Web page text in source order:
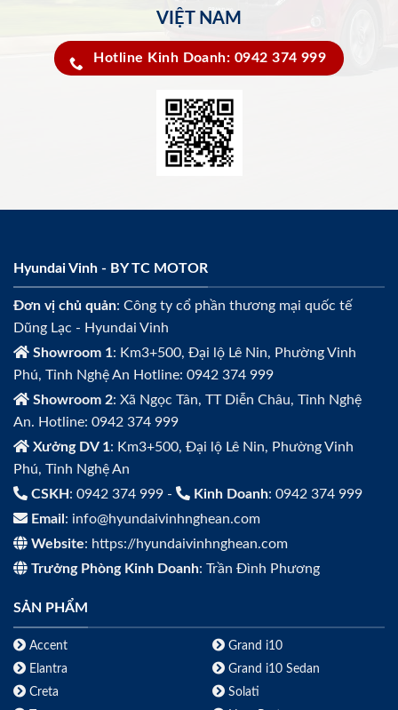
VIỆT NAM
Hotline Kinh Doanh: 0942 374 999
Hyundai Vinh - BY TC MOTOR
Đơn vị chủ quản: Công ty cổ phần thương mại quốc tế
Dũng Lạc - Hyundai Vinh
Showroom 1: Km3+500, Đại lộ Lê Nin, Phường Vinh
Phú, Tỉnh Nghệ An Hotline: 0942 374 999
Showroom 2: Xã Ngọc Tân, TT Diễn Châu, Tỉnh Nghệ
An. Hotline: 0942 374 999
Xưởng DV 1: Km3+500, Đại lộ Lê Nin, Phường Vinh
Phú, Tỉnh Nghệ An
CSKH : 0942 374 999 - Kinh Doanh: 0942 374 999
Email : info@hyundaivinhnghean.com
Website: https://hyundaivinhnghean.com
Trưởng Phòng Kinh Doanh: Trần Đình Phương
SẢN PHẨM
Accent
Elantra
Creta
Grand i10
Grand i10 Sedan
Solati